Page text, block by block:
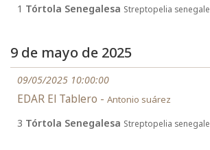
1 Tórtola Senegalesa Streptopelia
9 de mayo de 2025
09/05/2025 10:00:00
EDAR El Tablero - Antonio suárez
3 Tórtola Senegalesa Streptopelia